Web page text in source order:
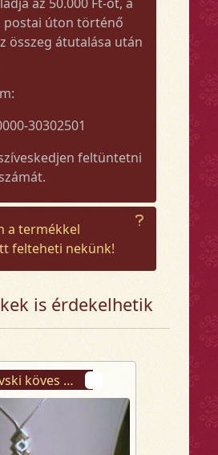
postai úton történő
összeg átutalása után
30302501
feltüntetni
a termékkel
felteheti nekünk!
is érdekelhetik
Ezüst - Swarovski köves nyaklánc